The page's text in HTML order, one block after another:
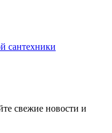
сантехники
свежие новости и